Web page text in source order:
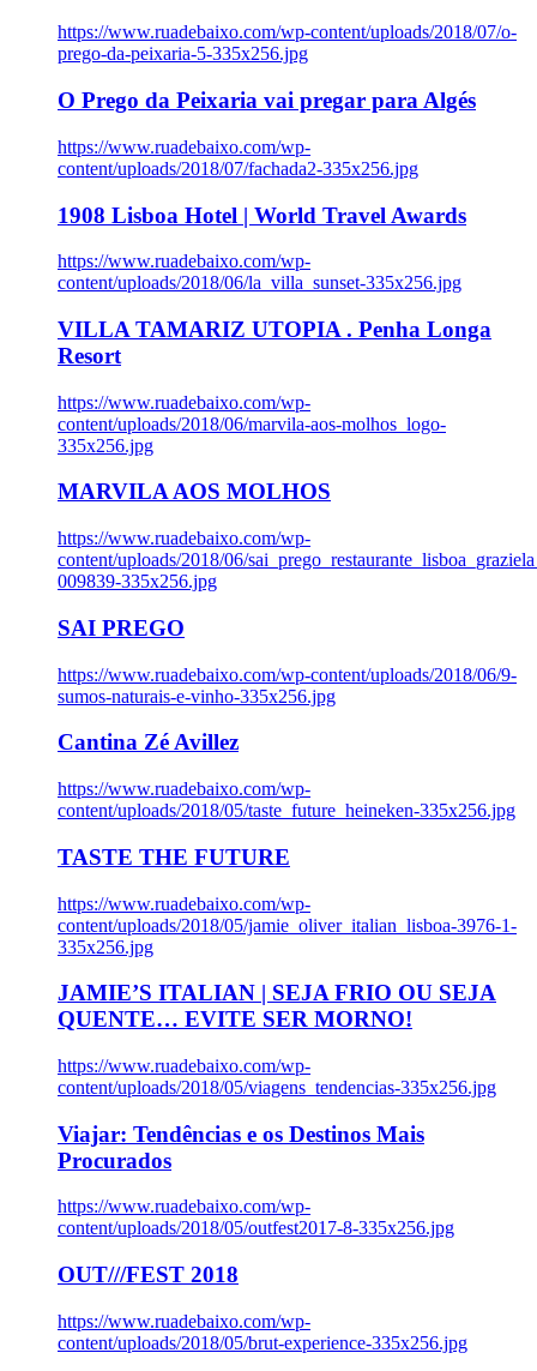
https://www.ruadebaixo.com/wp-content/uploads/2018/07/o-
prego-da-peixaria-5-335x256.jpg
O Prego da Peixaria vai pregar para Algés
https://www.ruadebaixo.com/wp-
content/uploads/2018/07/fachada2-335x256.jpg
1908 Lisboa Hotel | World Travel Awards
https://www.ruadebaixo.com/wp-
content/uploads/2018/06/la_villa_sunset-335x256.jpg
VILLA TAMARIZ UTOPIA . Penha Longa
Resort
https://www.ruadebaixo.com/wp-
content/uploads/2018/06/marvila-aos-molhos_logo-
335x256.jpg
MARVILA AOS MOLHOS
https://www.ruadebaixo.com/wp-
content/uploads/2018/06/
009839-335x256.jpg
SAI PREGO
https://www.ruadebaixo.com/wp-content/uploads/2018/06/9-
sumos-naturais-e-vinho-335x256.jpg
Cantina Zé Avillez
https://www.ruadebaixo.com/wp-
content/uploads/2018/05/taste_future_heineken-335x256.jpg
TASTE THE FUTURE
https://www.ruadebaixo.com/wp-
content/uploads/2018/05/jamie_oliver_italian_lisboa-3976-1-
335x256.jpg
JAMIE’S ITALIAN | SEJA FRIO OU SEJA
QUENTE… EVITE SER MORNO!
https://www.ruadebaixo.com/wp-
content/uploads/2018/05/viagens_tendencias-335x256.jpg
Viajar: Tendências e os Destinos Mais
Procurados
https://www.ruadebaixo.com/wp-
content/uploads/2018/05/outfest2017-8-335x256.jpg
OUT///FEST 2018
https://www.ruadebaixo.com/wp-
content/uploads/2018/05/brut-experience-335x256.jpg